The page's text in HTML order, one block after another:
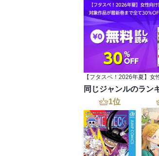
同じジャンルのラン
1位